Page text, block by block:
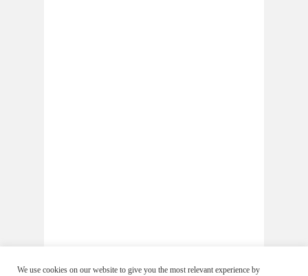
We use cookies on our website to give you the most relevant experience by